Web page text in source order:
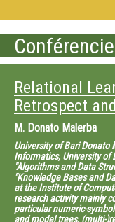
Relational
Retrospect
M. Donato Malerba
University of Bari Donato
Informatics, University of
"Algorithms and Data
"Knowledge Bases and
at the Institute of
research activity mainly
particular numeric-
and model trees, (multi-